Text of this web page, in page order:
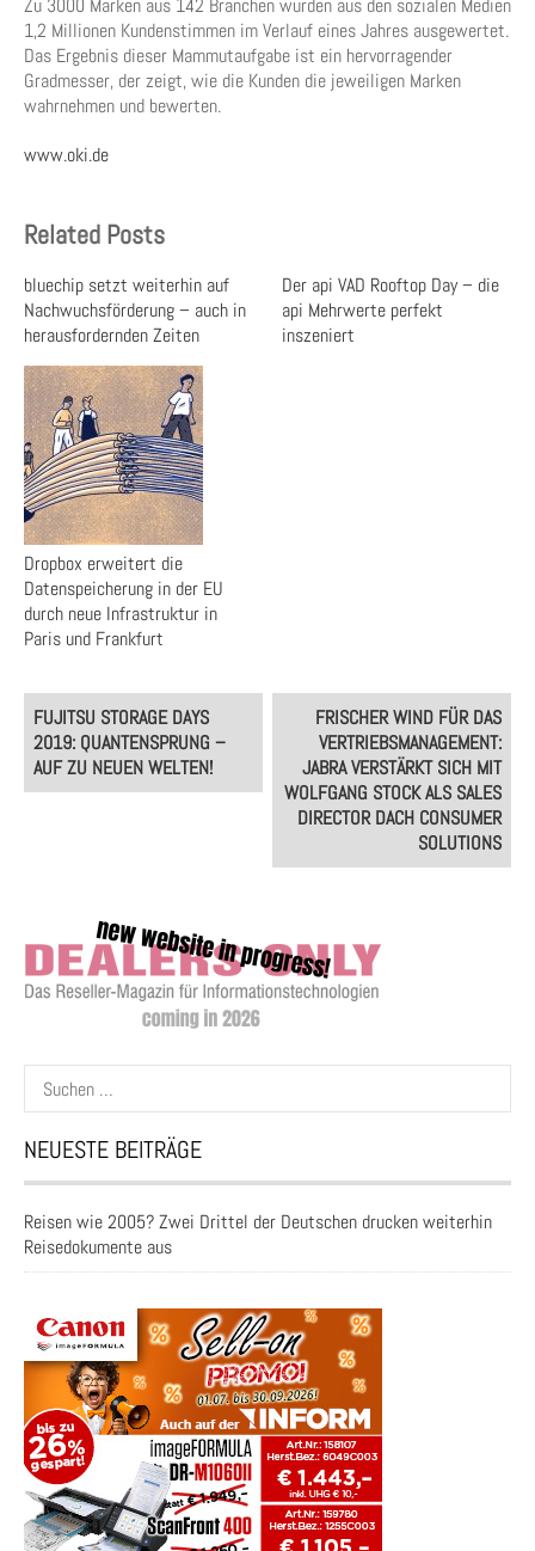
Zu 3000 Marken aus 142 Branchen wurden aus den sozialen Medien
1,2 Millionen Kundenstimmen im Verlauf eines Jahres ausgewertet.
Das Ergebnis dieser Mammutaufgabe ist ein hervorragender
Gradmesser, der zeigt, wie die Kunden die jeweiligen Marken
wahrnehmen und bewerten.
www.oki.de
Related Posts
bluechip setzt weiterhin auf
Nachwuchsförderung – auch in
herausfordernden Zeiten
Der api VAD Rooftop Day – die
api Mehrwerte perfekt
inszeniert
Dropbox erweitert die
Datenspeicherung in der EU
durch neue Infrastruktur in
Paris und Frankfurt
Post
navigation
FUJITSU STORAGE DAYS
2019: QUANTENSPRUNG –
AUF ZU NEUEN WELTEN!
FRISCHER WIND FÜR DAS
VERTRIEBSMANAGEMENT:
JABRA VERSTÄRKT SICH MIT
WOLFGANG STOCK ALS SALES
DIRECTOR DACH CONSUMER
SOLUTIONS
Suchen
nach:
NEUESTE BEITRÄGE
Reisen wie 2005? Zwei Drittel der Deutschen drucken weiterhin
Reisedokumente aus